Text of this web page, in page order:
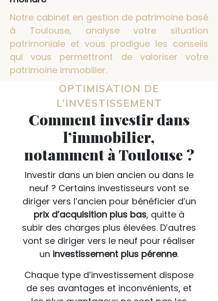
Notre cabinet en gestion de patrimoine basé
à Toulouse, analyse votre situation
patrimoniale et vous prodigue les conseils
qui vous permettront de valoriser votre
patrimoine immobilier.
OPTIMISATION DE
L’INVESTISSEMENT
Comment investir dans
l’immobilier,
notamment à Toulouse ?
Investir dans un bien ancien ou dans le
neuf ? Certains investisseurs vont se
diriger vers l’ancien pour bénéficier d’un
prix d’acquisition plus bas, quitte à
subir des charges plus élevées. D’autres
vont se diriger vers le neuf pour réaliser
un investissement plus pérenne.
Chaque type d’investissement dispose
de ses avantages et inconvénients, et